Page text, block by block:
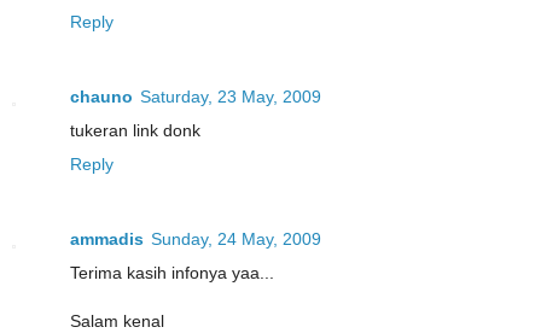
Reply
chauno Saturday, 23 May, 2009
tukeran link donk
Reply
ammadis Sunday, 24 May, 2009
Terima kasih infonya yaa...
Salam kenal